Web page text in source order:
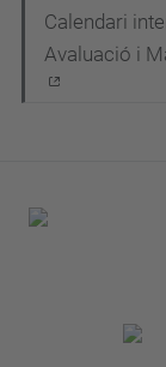
a
ó
Calendari
Avaluació i